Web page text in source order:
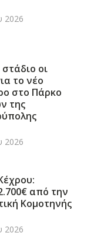
2026
οι
το νέο
στο Πάρκο
της
2026
από την
Κομοτηνής
2026